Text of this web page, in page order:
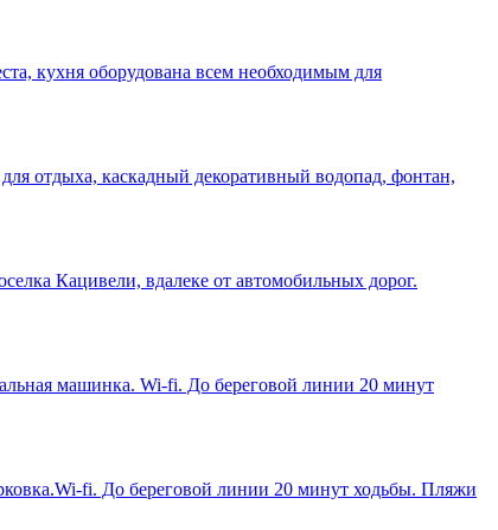
кухня оборудована всем необходимым для
отдыха, каскадный декоративный водопад, фонтан,
вдалеке от автомобильных дорог.
машинка. Wi-fi. До береговой линии 20 минут
fi. До береговой линии 20 минут ходьбы. Пляжи